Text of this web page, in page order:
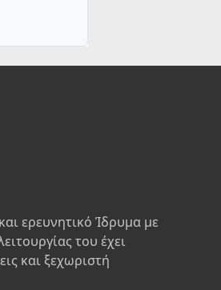
ερευνητικό Ίδρυμα με
του έχει
και ξεχωριστή